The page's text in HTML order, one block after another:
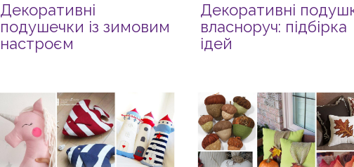
Декоративні
подушечки із зимовим
настроєм
Декоративні
власноруч: підбірка
ідей